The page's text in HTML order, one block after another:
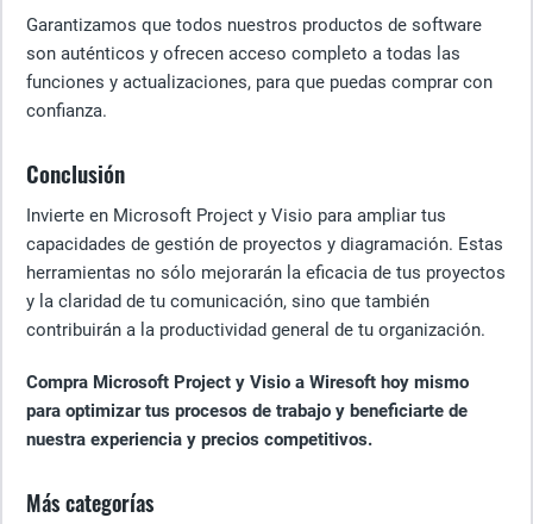
Garantizamos que todos nuestros productos de software
son auténticos y ofrecen acceso completo a todas las
funciones y actualizaciones, para que puedas comprar con
confianza.
Conclusión
Invierte en Microsoft Project y Visio para ampliar tus
capacidades de gestión de proyectos y diagramación. Estas
herramientas no sólo mejorarán la eficacia de tus proyectos
y la claridad de tu comunicación, sino que también
contribuirán a la productividad general de tu organización.
Compra Microsoft Project y Visio a Wiresoft hoy mismo
para optimizar tus procesos de trabajo y beneficiarte de
nuestra experiencia y precios competitivos.
Más categorías